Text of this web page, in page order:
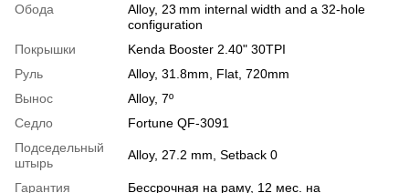
Обода
Alloy, 23 mm internal width and a 32-hole
configuration
Покрышки
Kenda Booster 2.40" 30TPI
Руль
Alloy, 31.8mm, Flat, 720mm
Вынос
Alloy, 7º
Седло
Fortune QF-3091
Подседельный
штырь
Alloy, 27.2 mm, Setback 0
Гарантия
Бессрочная на раму, 12 мес. на